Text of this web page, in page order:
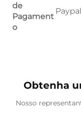
de
Pagament
o
Obtenha
Nosso